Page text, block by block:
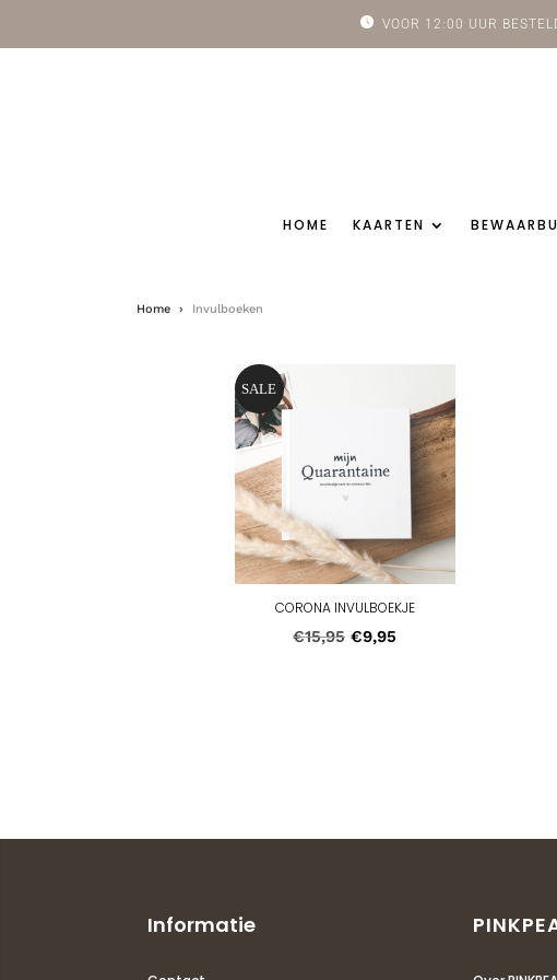
VOOR 12:00 UUR
HOME KAARTEN
Home› Invulboeken
SALEAanbieding!
CORONA INVULBOEKJE
€15,95 Oorspronkelijke
€9,95
Informatie